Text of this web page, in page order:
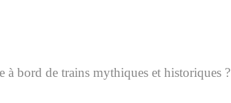
à bord de trains mythiques et historiques ?